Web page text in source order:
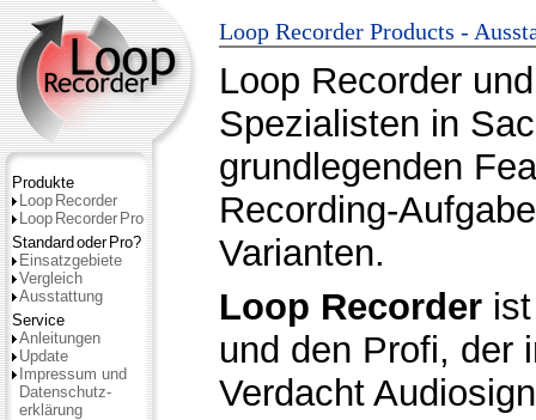
Produkte
Loop Recorder
Loop Recorder Pro
Standard oder Pro?
Einsatzgebiete
Vergleich
Ausstattung
Service
Anleitungen
Update
Impressum und
Datenschutz­
erklärung
Loop Recorder Products -
Loop Recorder
Spezialisten in
grundlegenden
Recording-
Varianten.
Loop Recorder
und den Profi, der
Verdacht